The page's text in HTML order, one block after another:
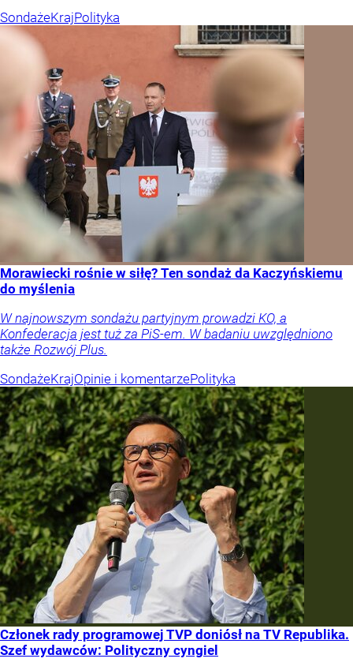
SondażeKrajPolityka
Morawiecki rośnie w siłę? Ten sondaż da Kaczyńskiemu
do myślenia
W najnowszym sondażu partyjnym prowadzi KO, a
Konfederacja jest tuż za PiS-em. W badaniu uwzględniono
także Rozwój Plus.
SondażeKrajOpinie i komentarzePolityka
Członek rady programowej TVP doniósł na TV Republika.
Szef wydawców: Polityczny cyngiel